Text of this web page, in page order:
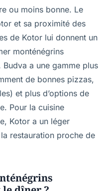
ou moins bonne. Le
et sa proximité des
de Kotor lui donnent un
monténégrins
Budva a une gamme plus
de bonnes pizzas,
et plus d’options de
Pour la cuisine
Kotor a un léger
restauration proche de